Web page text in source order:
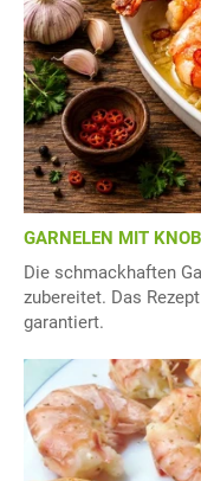
GARNELEN MIT
Die schmackhaften
zubereitet. Das
garantiert.